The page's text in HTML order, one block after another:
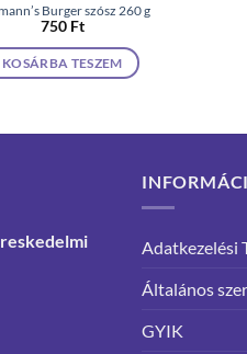
Burger szósz 260 g
750 Ft
KOSÁRBA TESZEM
Adatkezelési
Általános
GYIK